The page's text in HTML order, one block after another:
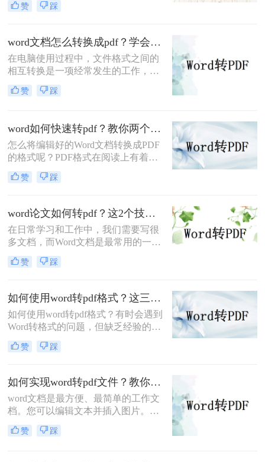
题，如果不会，那就比较麻烦了，没
pdf，教你快速掌握转换方法。
赞 踩
word文档怎么转换成pdf？学会这3个Word转PDF方法就够用
在电脑使用过程中，文件格式之间的
相互转换是一项经常发生的工作，其
中比较常见的就是word文件和pdf文件
之间的相互转换。我相信很多人都需
让我们教你如何word文档转换成pdf文
件。无论您想同时将多少word文件转
换为pdf，您都可以在短时间内快速完
成。
赞 踩
word如何快速转pdf？教你两个简单高效的办法
怎么将编辑好的Word文档转换成PDF
的格式呢？PDF格式在阅读上有着很
好的效果，兼容性也强，因此很多人
都喜欢将编辑好的文档转换成PDF的
吗？如果不知道，那么下面将会叫你
怎么做，快速的完成word转pdf文档，
一起来学习吧。
赞 踩
word论文如何转pdf？这2个技巧帮你一分钟搞定，简单又快速！
在日常学习和工作中，我们需要写很
多文档，而Word文档是最常用的一种
文档格式。但是有时我们会需要将
Word文档转换为PDF格式，因为PDF
和分享。那么，word论文如何转pdf
呢？
赞 踩
如何使用word转pdf格式？这三种方法教你如何转换
如何使用word转pdf格式？有时会遇到
Word转格式的问题，但缺乏经验的我
们总是不知道怎么实现，直接修改文
档后缀名当然不能修改，会影响整个
况。所以，我们应该采用什么方式来
转换呢？接下来小编给大家介绍一个
简单的word格式转pdf格式方法，对于
大多数初学者都很友好，快来学习下
这3种方法吧！
赞 踩
如何实现word转pdf文件？教你两个简单高效的办法
word文档是最方便、最简单的工作文
档。您可以编辑文本并插入图片。然
而，由于操作方便，安全性不是很
好。如果您想将word转pdf文件，应该
赞 踩